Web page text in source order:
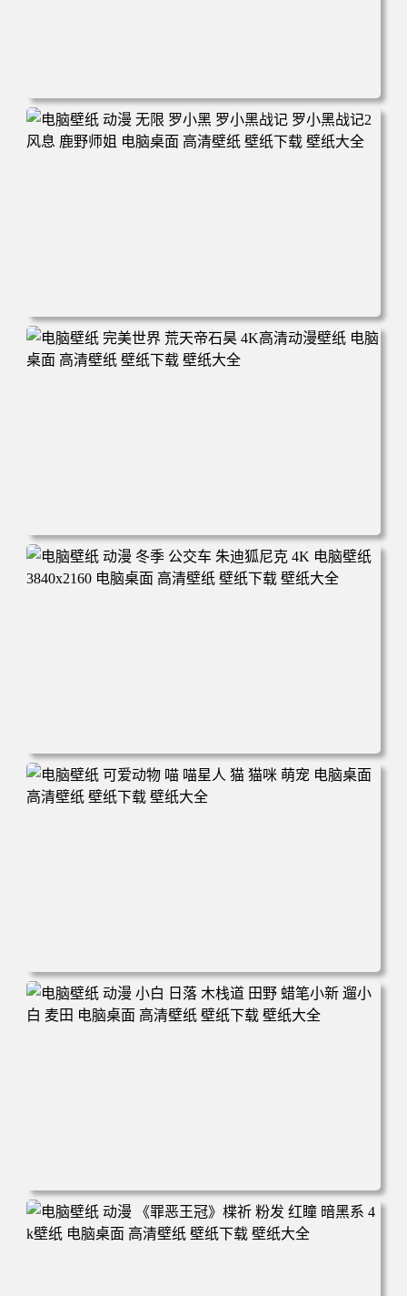
电脑壁纸 柯南和小兰背靠背 夕阳 日落 4K动漫壁纸 电脑桌
面 高清壁纸 壁纸下载 壁纸大全
电脑壁纸 动漫 无限 罗小黑 罗小黑战记 罗小黑战记2 风息
鹿野师姐 电脑桌面 高清壁纸 壁纸下载 壁纸大全
电脑壁纸 完美世界 荒天帝石昊 4K高清动漫壁纸 电脑桌面
高清壁纸 壁纸下载 壁纸大全
电脑壁纸 动漫 冬季 公交车 朱迪狐尼克 4K 电脑壁纸 3840x2
160 电脑桌面 高清壁纸 壁纸下载 壁纸大全
电脑壁纸 可爱动物 喵 喵星人 猫 猫咪 萌宠 电脑桌面 高清壁
纸 壁纸下载 壁纸大全
电脑壁纸 动漫 小白 日落 木栈道 田野 蜡笔小新 遛小白 麦田
电脑桌面 高清壁纸 壁纸下载 壁纸大全